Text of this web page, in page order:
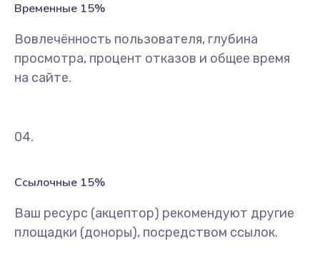
Временные 15%
Вовлечённость пользователя, глубина
просмотра, процент отказов и общее время
на сайте.
04.
Ссылочные 15%
Ваш ресурс (акцептор) рекомендуют другие
площадки (доноры), посредством ссылок.